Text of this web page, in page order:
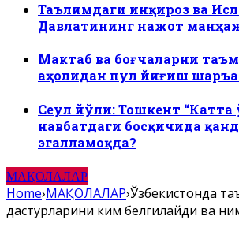
Таълимдаги инқироз ва
Давлатининг нажот
Мактаб ва боғчаларни
аҳолидан пул йиғиш
Сеул йўли: Тошкент “Катта
навбатдаги босқичида
эгалламоқда?
МАҚОЛАЛАР
Home›МАҚОЛАЛАР›Ўзбекистонда
дастурларини ким белгилайди ва